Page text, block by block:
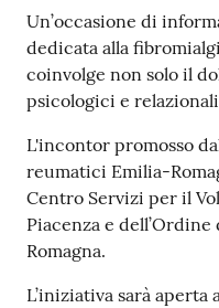
territorio
Studiare
a
Piacenza
Costruiamo
Salute
Un’occasione di
dedicata alla
coinvolge non solo il
psicologici e
L'incontor promosso
reumatici Emilia-
Centro Servizi per il
Piacenza e
Romagna.
L’iniziativa sarà